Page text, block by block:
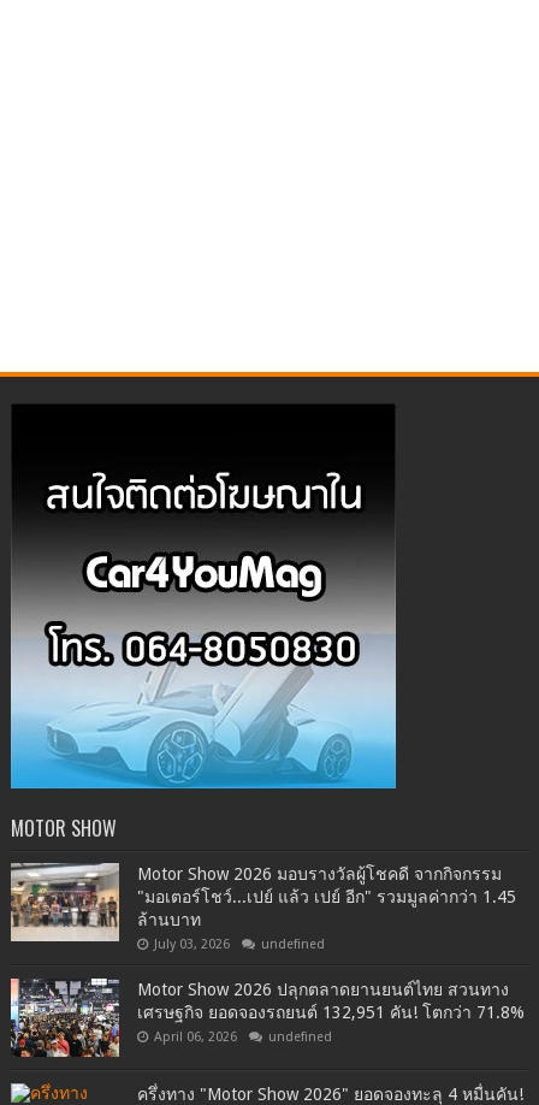
MOTOR SHOW
Motor Show 2026 มอบรางวัลผู้โชคดี จากกิจกรรม
"มอเตอร์โชว์...เปย์ แล้ว เปย์ อีก" รวมมูลค่ากว่า 1.45
ล้านบาท
July 03, 2026 undefined
Motor Show 2026 ปลุกตลาดยานยนต์ไทย สวนทาง
เศรษฐกิจ ยอดจองรถยนต์ 132,951 คัน! โตกว่า 71.8%
April 06, 2026 undefined
ครึ่งทาง "Motor Show 2026" ยอดจองทะลุ 4 หมื่นคัน!